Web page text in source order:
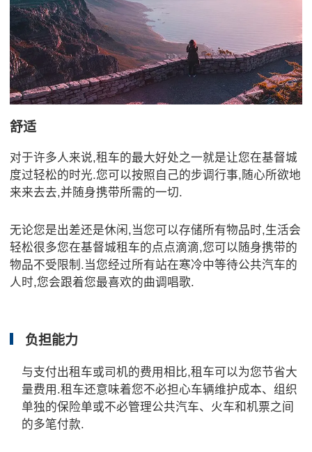
舒适
对于许多人来说,租车的最大好处之一就是让您在基督城
度过轻松的时光.您可以按照自己的步调行事,随心所欲地
来来去去,并随身携带所需的一切.
无论您是出差还是休闲,当您可以存储所有物品时,生活会
轻松很多您在基督城租车的点点滴滴,您可以随身携带的
物品不受限制.当您经过所有站在寒冷中等待公共汽车的
人时,您会跟着您最喜欢的曲调唱歌.
负担能力
与支付出租车或司机的费用相比,租车可以为您节省大
量费用.租车还意味着您不必担心车辆维护成本、组织
单独的保险单或不必管理公共汽车、火车和机票之间
的多笔付款.